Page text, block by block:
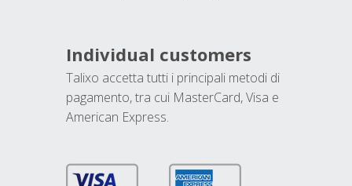
Individual customers
Talixo accetta tutti i principali metodi di
pagamento, tra cui MasterCard, Visa e
American Express.